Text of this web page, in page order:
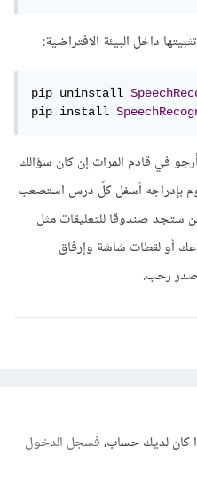
داخل البيئة الافتراضية:
pip uninstall
pip install
في قادم المرات إن كان سؤالك
بإدراجه أسفل كلّ درس استصعب
ستجد صندوقا للتعليقات مثل
أو لقطات شاشة وإرفاق
صدر رحب.
كان لديك حساب،فسجل الدخول